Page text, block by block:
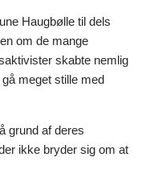
Haugbølle til dels
om de mange
skabte nemlig
meget stille med
grund af deres
ikke bryder sig om at